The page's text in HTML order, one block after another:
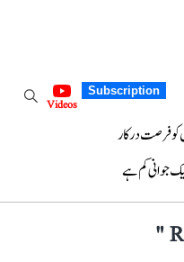
Subscription
Videos
کو فرصت درکار
جوانی کم ہے
"